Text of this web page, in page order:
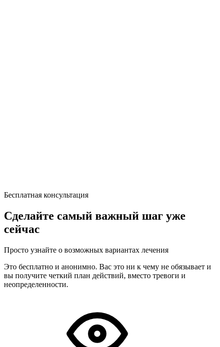
Бесплатная консультация
Сделайте самый важный шаг уже
сейчас
Просто узнайте о возможных вариантах лечения
Это бесплатно и анонимно. Вас это ни к чему не обязывает и
вы получите четкий план действий, вместо тревоги и
неопределенности.